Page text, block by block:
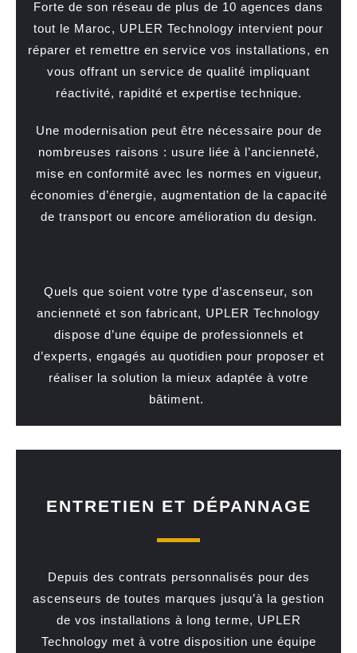
Forte de son réseau de plus de 10 agences dans
tout le Maroc, UPLER Technology intervient pour
réparer et remettre en service vos installations, en
vous offrant un service de qualité impliquant
réactivité, rapidité et expertise technique.
Une modernisation peut être nécessaire pour de
nombreuses raisons : usure liée à l’ancienneté,
mise en conformité avec les normes en vigueur,
économies d’énergie, augmentation de la capacité
de transport ou encore amélioration du design.
Quels que soient votre type d’ascenseur, son
ancienneté et son fabricant, UPLER Technology
dispose d’une équipe de professionnels et
d’experts, engagés au quotidien pour proposer et
réaliser la solution la mieux adaptée à votre
bâtiment.
ENTRETIEN ET DÉPANNAGE
Depuis des contrats personnalisés pour des
ascenseurs de toutes marques jusqu’à la gestion
de vos installations à long terme, UPLER
Technology met à votre disposition une équipe